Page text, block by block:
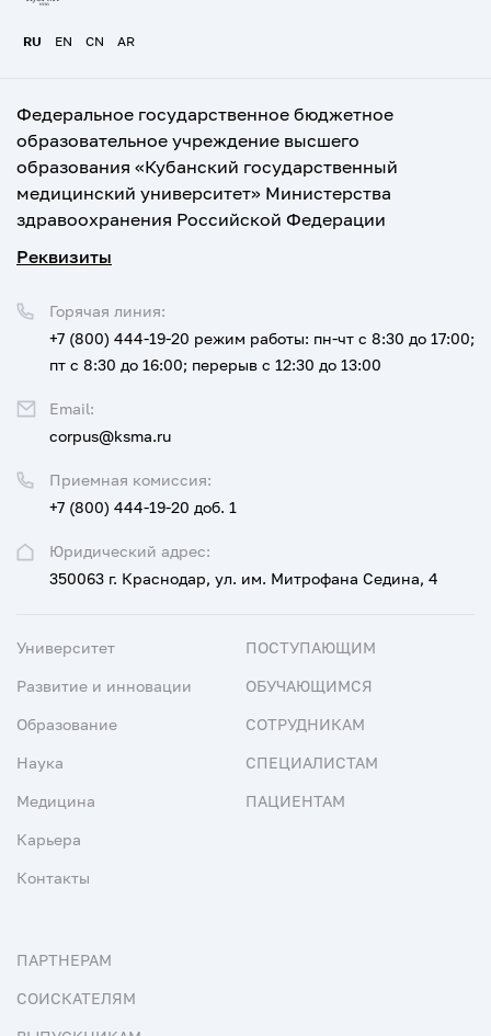
RU EN CN AR
Федеральное государственное бюджетное
образовательное учреждение высшего
образования «Кубанский государственный
медицинский университет» Министерства
здравоохранения Российской Федерации
Реквизиты
Юридический адрес:
350063 г. Краснодар, ул. им. Митрофана Седина, 4
Приемная комиссия:
+7 (800) 444-19-20 доб. 1
Горячая линия:
+7 (800) 444-19-20 режим работы: пн-чт с 8:30 до 17:00;
пт с 8:30 до 16:00; перерыв с 12:30 до 13:00
Email:
corpus@ksma.ru
Университет
Развитие и инновации
Образование
Наука
Медицина
Карьера
Контакты
ПОСТУПАЮЩИМ
ОБУЧАЮЩИМСЯ
СОТРУДНИКАМ
СПЕЦИАЛИСТАМ
ПАЦИЕНТАМ
ПАРТНЕРАМ
СОИСКАТЕЛЯМ